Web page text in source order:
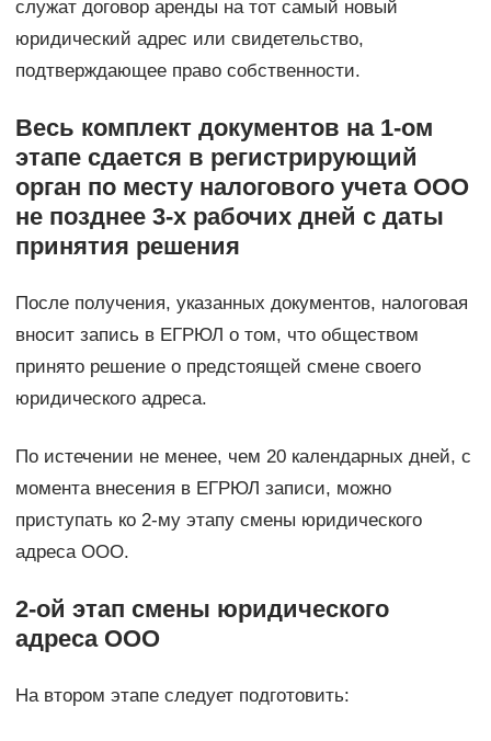
служат договор аренды на тот самый новый
юридический адрес или свидетельство,
подтверждающее право собственности.
Весь комплект документов на 1-ом
этапе сдается в регистрирующий
орган по месту налогового учета ООО
не позднее 3-х рабочих дней с даты
принятия решения
После получения, указанных документов, налоговая
вносит запись в ЕГРЮЛ о том, что обществом
принято решение о предстоящей смене своего
юридического адреса.
По истечении не менее, чем 20 календарных дней, с
момента внесения в ЕГРЮЛ записи, можно
приступать ко 2-му этапу смены юридического
адреса ООО.
2-ой этап смены юридического
адреса ООО
На втором этапе следует подготовить: